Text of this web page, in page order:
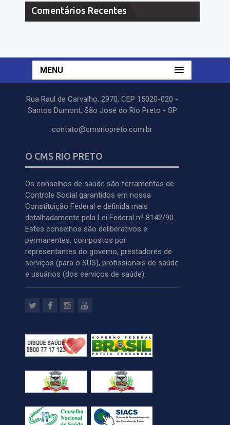
Comentários Recentes
MENU
Rua Raul de Carvalho, 2970, CEP 15020-020 -
Santos Dumont, São José do Rio Preto - SP
contato@cmsriopreto.com.br
O CMS RIO PRETO
Os conselhos de saúde são ferramentas de
Controle Social garantidos em nossa
Constituição Federal e definida mais
detalhadamente pela Lei Federal nº 8142/90.
Estes conselhos são deliberativos e
permanentes, compostos por
representantes do governo, prestadores de
serviços (para o SUS), profissionais de saúde
e usuários (dos serviços de saúde).